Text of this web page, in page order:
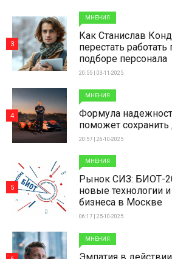
МНЕНИЯ
Как Станислав
перестать
подборе персонала
20:55 | 03-11-2025
3
МНЕНИЯ
Формула
поможет сохранить
20:57 | 26-10-2025
4
МНЕНИЯ
Рынок СИЗ: БИОТ-
новые технологии
бизнеса в Москве
06:17 | 25-10-2025
5
МНЕНИЯ
Эмпатия в